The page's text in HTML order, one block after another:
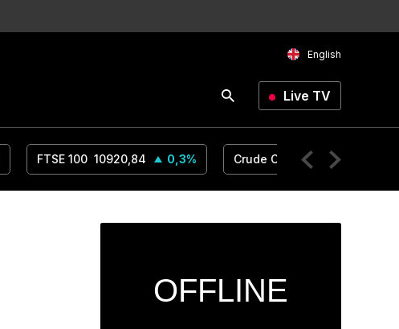
English
Live TV
FTSE 100 10920,84 0,3% Crude Oil 75,2 0,03